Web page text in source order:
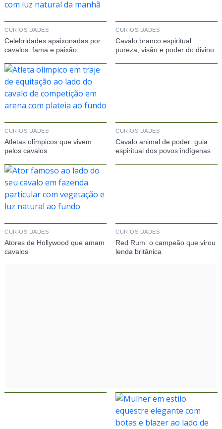
CURIOSIDADES
Celebridades apaixonadas por
cavalos: fama e paixão
CURIOSIDADES
Cavalo branco espiritual:
pureza, visão e poder do divino
CURIOSIDADES
Atletas olímpicos que vivem
pelos cavalos
CURIOSIDADES
Cavalo animal de poder: guia
espiritual dos povos indígenas
CURIOSIDADES
Atores de Hollywood que amam
cavalos
CURIOSIDADES
Red Rum: o campeão que virou
lenda britânica